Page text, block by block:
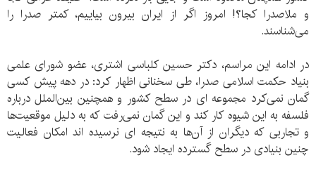
و ملاصدرا کجا؟! امروز اگر از ایران بیرون بیاییم، کمتر صدرا را
می‌شناسند.
در ادامه این مراسم، دکتر حسین کلباسی اشتری، عضو شورای علمی
بنیاد حکمت اسلامی صدرا، طی سخنانی اظهار کرد: در دهه پیش کسی
گمان نمی‌‌کرد مجموعه ‌ای در سطح کشور و همچنین بین‌‌الملل درباره
فلسفه به این شیوه کار کند و این گمان نمی‌‌رفت که به دلیل موقعیت‌‌ها
و تجاربی که دیگران از آن‌ها به نتیجه ‌ای نرسیده ‌اند امکان فعالیت
چنین بنیادی در سطح گسترده ایجاد شود.